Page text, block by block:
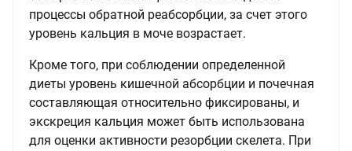
процессы обратной реабсорбции, за счет этого
уровень кальция в моче возрастает.
Кроме того, при соблюдении определенной
диеты уровень кишечной абсорбции и почечная
составляющая относительно фиксированы, и
экскреция кальция может быть использована
для оценки активности резорбции скелета. При